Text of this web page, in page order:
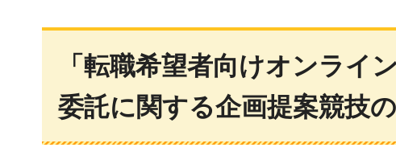
「転職希望者向けオンライ
委託に関する企画提案競技